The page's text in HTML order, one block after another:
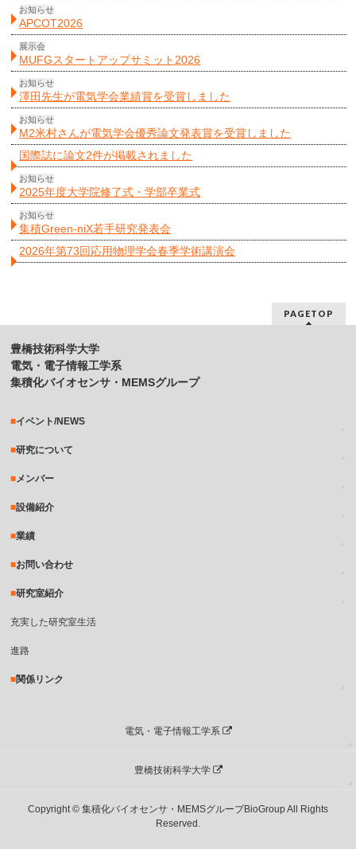
お知らせ
APCOT2026
展示会
MUFGスタートアップサミット2026
お知らせ
澤田先生が電気学会業績賞を受賞しました
お知らせ
M2米村さんが電気学会優秀論文発表賞を受賞しました
国際誌に論文2件が掲載されました
お知らせ
2025年度大学院修了式・学部卒業式
お知らせ
集積Green-niX若手研究発表会
2026年第73回応用物理学会春季学術講演会
PAGETOP
豊橋技術科学大学
電気・電子情報工学系
集積化バイオセンサ・MEMSグループ
イベント/NEWS
研究について
メンバー
設備紹介
業績
お問い合わせ
研究室紹介
充実した研究室生活
進路
関係リンク
電気・電子情報工学系
豊橋技術科学大学
Copyright © 集積化バイオセンサ・MEMSグループBioGroup All Rights
Reserved.